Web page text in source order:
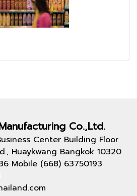
Co.,Ltd.
Center Building Floor
Huaykwang Bangkok 10320
Mobile (668) 63750193